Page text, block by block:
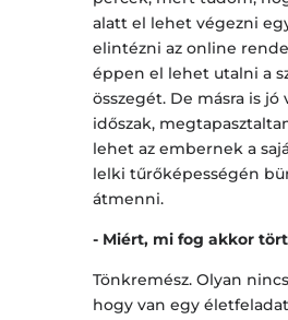
alatt el lehet végezni
elintézni az online
éppen el lehet utalni a
összegét. De másra is jó
időszak,
lehet az embernek a
lelki tűrőképességén
átmenni.
- Miért, mi fog akkor
Tönkremész. Olyan
hogy van egy